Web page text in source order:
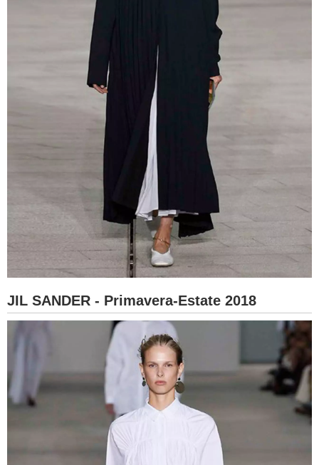
JIL SANDER - Primavera-Estate 2018